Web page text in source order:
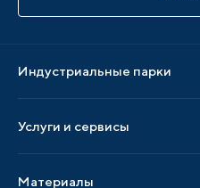
Индустриальные парки
Парки по регионам
Услуги и сервисы
Услуги по локализации
Материалы